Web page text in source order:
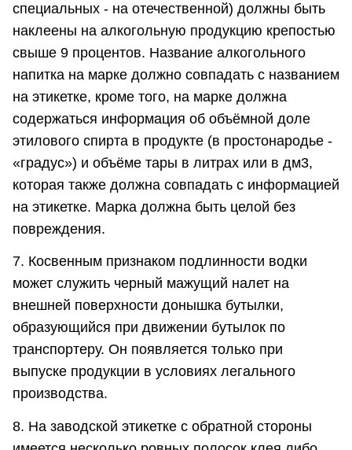
специальных - на отечественной) должны быть
наклеены на алкогольную продукцию крепостью
свыше 9 процентов. Название алкогольного
напитка на марке должно совпадать с названием
на этикетке, кроме того, на марке должна
содержаться информация об объёмной доле
этилового спирта в продукте (в простонародье -
«градус») и объёме тары в литрах или в дм3,
которая также должна совпадать с информацией
на этикетке. Марка должна быть целой без
повреждения.
7. Косвенным признаком подлинности водки
может служить черный мажущий налет на
внешней поверхности донышка бутылки,
образующийся при движении бутылок по
транспортеру. Он появляется только при
выпуске продукции в условиях легального
производства.
8. На заводской этикетке с обратной стороны